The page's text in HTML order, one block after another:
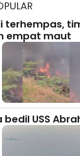
terhempas,
empat maut
USS